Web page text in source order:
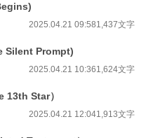
2025.04.21 09:581,437文字
Silent Prompt)
2025.04.21 10:361,624文字
13th Star）
2025.04.21 12:041,913文字